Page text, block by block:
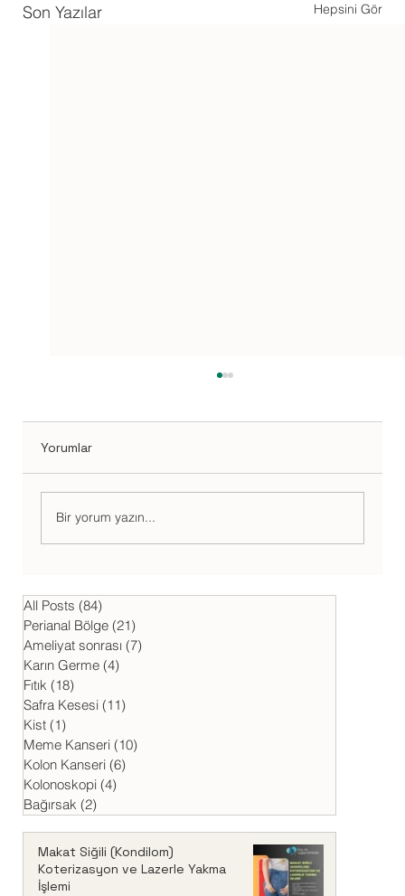
All Posts (84)84 yazı
Perianal Bölge (21)21 yazı
Ameliyat sonrası (7)7 yazı
Karın Germe (4)4 yazı
Fıtık (18)18 yazı
Safra Kesesi (11)11 yazı
Kist (1)1 yazı
Meme Kanseri (10)10 yazı
Kolon Kanseri (6)6 yazı
Kolonoskopi (4)4 yazı
Bağırsak (2)2 yazı
Makat Siğili (Kondilom)
Koterizasyon ve Lazerle Yakma
İşlemi
Son Yazılar Hepsini Gör
Patlama Durumu
Yorumlar
Bir yorum yazın...